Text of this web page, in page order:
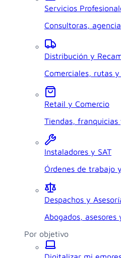
Servicios
Consultoras,
Distribución y
Comerciales, rutas
Retail y Comercio
Tiendas,
Instaladores y SAT
Órdenes de trabajo
Despachos y
Abogados, asesores
Por objetivo